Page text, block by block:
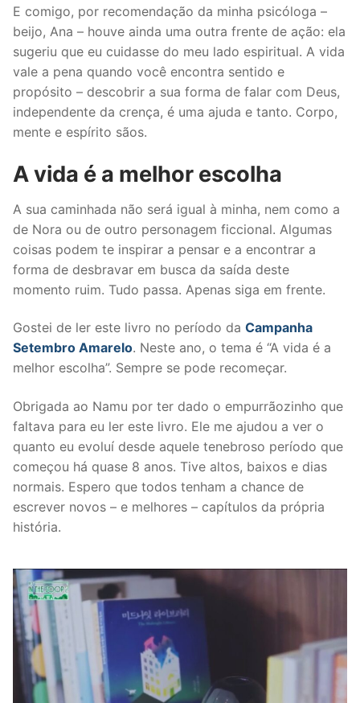
E comigo, por recomendação da minha psicóloga –
beijo, Ana – houve ainda uma outra frente de ação: ela
sugeriu que eu cuidasse do meu lado espiritual. A vida
vale a pena quando você encontra sentido e
propósito – descobrir a sua forma de falar com Deus,
independente da crença, é uma ajuda e tanto. Corpo,
mente e espírito sãos.
A vida é a melhor escolha
A sua caminhada não será igual à minha, nem como a
de Nora ou de outro personagem ficcional. Algumas
coisas podem te inspirar a pensar e a encontrar a
forma de desbravar em busca da saída deste
momento ruim. Tudo passa. Apenas siga em frente.
Gostei de ler este livro no período da Campanha
Setembro Amarelo. Neste ano, o tema é “A vida é a
melhor escolha”. Sempre se pode recomeçar.
Obrigada ao Namu por ter dado o empurrãozinho que
faltava para eu ler este livro. Ele me ajudou a ver o
quanto eu evoluí desde aquele tenebroso período que
começou há quase 8 anos. Tive altos, baixos e dias
normais. Espero que todos tenham a chance de
escrever novos – e melhores – capítulos da própria
história.